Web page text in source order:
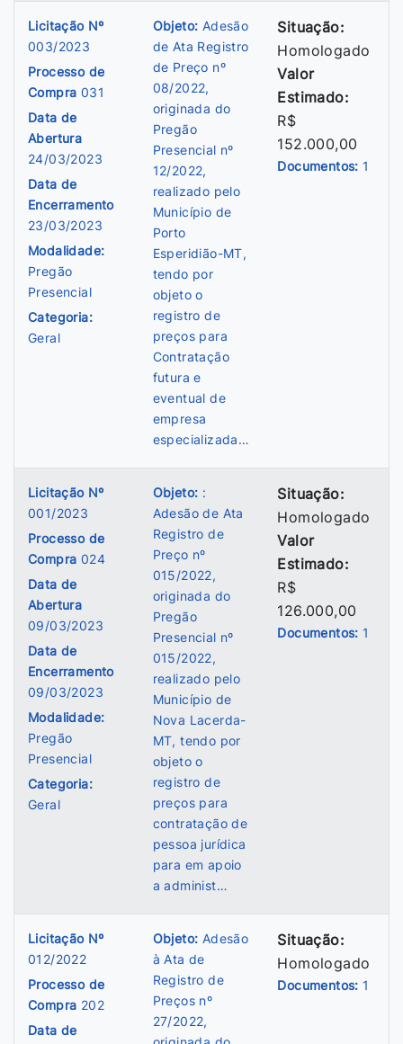
Licitação Nº
003/2023
Processo de
Compra 031
Data de
Abertura
24/03/2023
Data de
Encerramento
23/03/2023
Modalidade:
Pregão
Presencial
Categoria:
Geral
Objeto: Adesão
de Ata Registro
de Preço nº
08/2022,
originada do
Pregão
Presencial nº
12/2022,
realizado pelo
Município de
Porto
Esperidião-MT,
tendo por
objeto o
registro de
preços para
Contratação
futura e
eventual de
empresa
especializada…
Situação:
Homologado
Valor
Estimado:
R$
152.000,00
Documentos: 1
Licitação Nº
001/2023
Processo de
Compra 024
Data de
Abertura
09/03/2023
Data de
Encerramento
09/03/2023
Modalidade:
Pregão
Presencial
Categoria:
Geral
Objeto: :
Adesão de Ata
Registro de
Preço nº
015/2022,
originada do
Pregão
Presencial nº
015/2022,
realizado pelo
Município de
Nova Lacerda-
MT, tendo por
objeto o
registro de
preços para
contratação de
pessoa jurídica
para em apoio
a administ…
Situação:
Homologado
Valor
Estimado:
R$
126.000,00
Documentos: 1
Licitação Nº
012/2022
Processo de
Compra 202
Data de
Objeto: Adesão
à Ata de
Registro de
Preços nº
27/2022,
Situação:
Homologado
Documentos: 1